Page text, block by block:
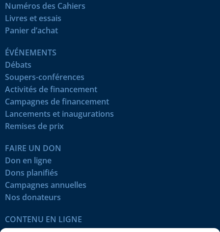
Numéros des Cahiers
Livres et essais
Panier d’achat
ÉVÉNEMENTS
Débats
Soupers-conférences
Activités de financement
Campagnes de financement
Lancements et inaugurations
Remises de prix
FAIRE UN DON
Don en ligne
Dons planifiés
Campagnes annuelles
Nos donateurs
CONTENU EN LIGNE